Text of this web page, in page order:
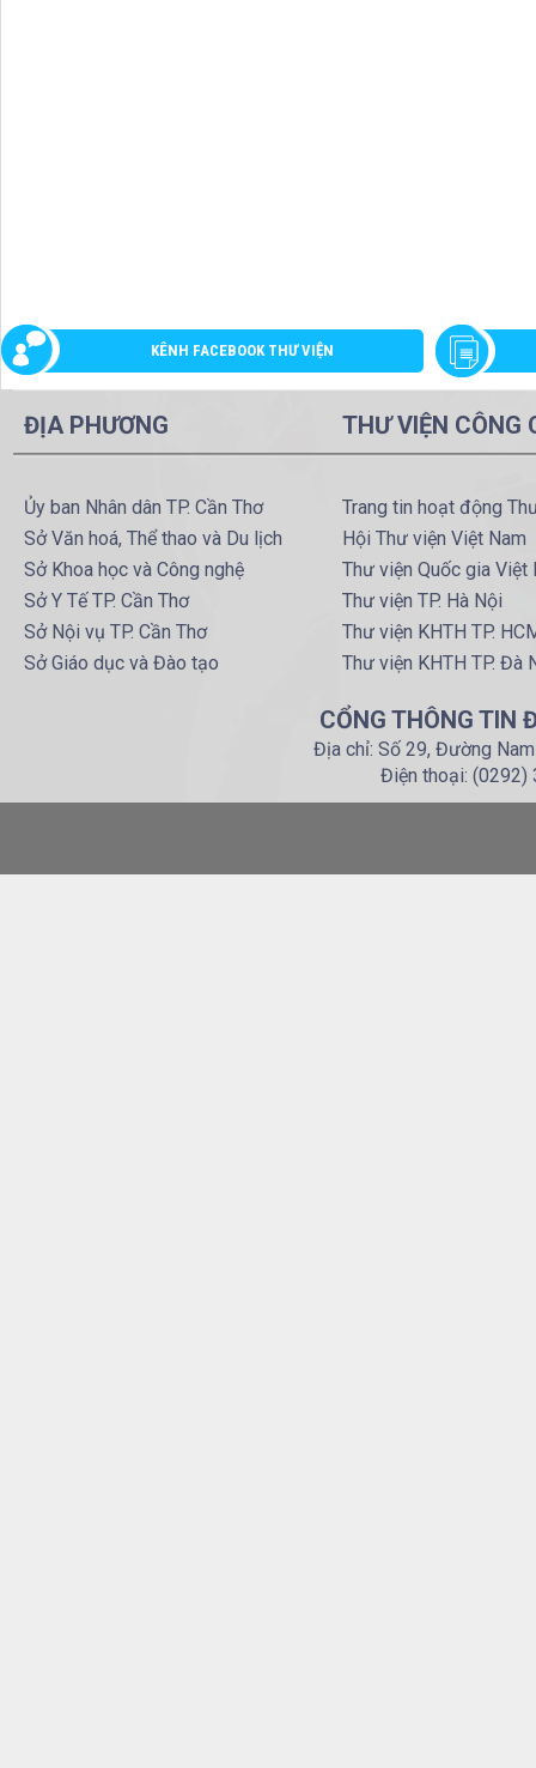
KÊNH FACEBOOK THƯ VIỆN
ĐỊA PHƯƠNG
Ủy ban Nhân dân TP. Cần Thơ
Sở Văn hoá, Thể thao và Du lịch
Sở Khoa học và Công nghệ
Sở Y Tế TP. Cần Thơ
Sở Nội vụ TP. Cần Thơ
Sở Giáo dục và Đào tạo
THƯ VIỆN CÔNG
Trang tin hoạt động
Hội Thư viện Việt Nam
Thư viện Quốc gia Việt
Thư viện TP. Hà Nội
Thư viện KHTH TP.
Thư viện KHTH TP. Đà
CỔNG THÔNG TIN
Địa chỉ: Số 29, Đường
Điện thoại: (0292)